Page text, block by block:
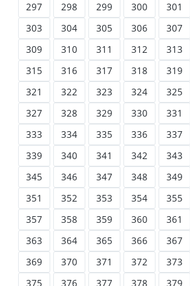
297
298 299 300 301
303
304 305 306 307
309
310 311 312 313
315
316 317 318 319
321
322 323 324 325
327
328 329 330 331
333
334 335 336 337
339
340 341 342 343
345
346 347 348 349
351
352 353 354 355
357
358 359 360 361
363
364 365 366 367
369
370 371 372 373
375
376 377 378 379